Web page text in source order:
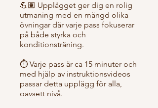
💪🏽 Upplägget ger dig en rolig
utmaning med en mängd olika
övningar där varje pass fokuserar
på både styrka och
konditionsträning.
⏱️ Varje pass är ca 15 minuter och
med hjälp av instruktionsvideos
passar detta upplägg för alla,
oavsett nivå.